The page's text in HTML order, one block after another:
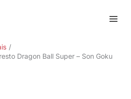
Dragon Ball Super – Son Goku